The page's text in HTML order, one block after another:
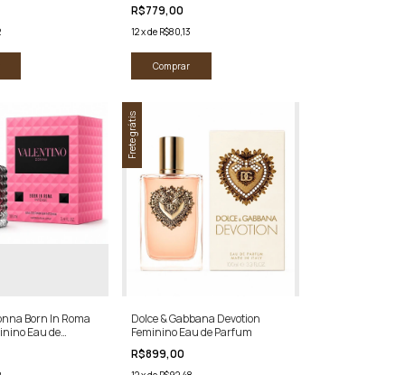
R$779,00
12xde R$80,13
Comprar
Born In Roma
Eau de
Frete grátis
Dolce & Gabbana Devotion
Feminino Eau de Parfum
R$899,00